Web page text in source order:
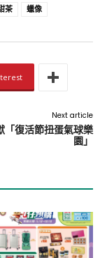
茶 蠟像
Next article
「復活節扭蛋氣球樂
園」